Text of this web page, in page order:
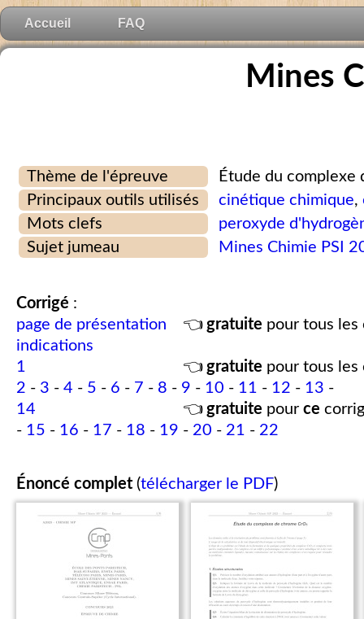
Accueil FAQ
Mines
Thème de l'épreuve
Étude du complexe
Principaux outils utilisés
cinétique chimique,
Mots clefs
peroxyde
Sujet jumeau
Mines Chimie PSI
Corrigé :
page de présentation
👈 gratuite pour tous les
indications
1
👈 gratuite pour tous les
2 - 3 - 4 - 5 - 6 - 7 - 8 - 9 - 10 - 11 - 12 - 13 -
14
👈 gratuite pour ce
- 15 - 16 - 17 - 18 - 19 - 20 - 21 - 22
Énoncé complet (télécharger le PDF)